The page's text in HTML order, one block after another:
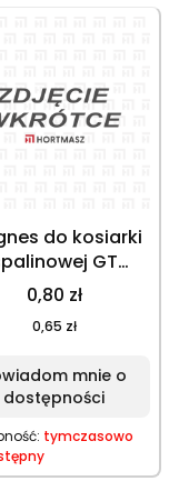
do kosiarki
GT
HKS 246NE,
GT 146NEKS
0,80 zł
0,65 zł
mnie o
dostępności
tymczasowo